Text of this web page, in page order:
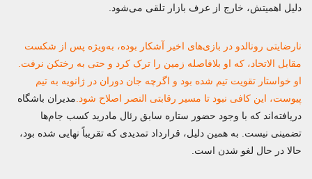
دلیل اهمیتش، خارج از عرف بازار تلقی می‌شود.
نارضایتی رونالدو در بازی‌های اخیر آشکار بوده، به‌ویژه پس از شکست
مقابل الاتحاد، که او بلافاصله زمین را ترک کرد و حتی به رختکن نرفت.
او خواستار تقویت تیم شده بود و اگرچه جان دوران در ژانویه به تیم
پیوست، این کافی نبود تا مسیر رقابتی النصر اصلاح شود. مدیران باشگاه
دریافته‌اند که با وجود حضور ستاره سابق رئال مادرید کسب جام‌ها
تضمینی نیست. به همین دلیل، قرارداد تمدیدی که تقریباً نهایی شده بود،
حالا در حال لغو شدن است.